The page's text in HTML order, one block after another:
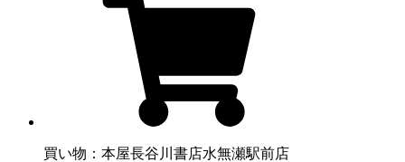
買い物：本屋長谷川書店水無瀬駅前店